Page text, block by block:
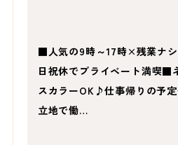
■人気の9時～17時×残業ナ
日祝休でプライベート満喫■
スカラーOK♪仕事帰りの予
立地で働…